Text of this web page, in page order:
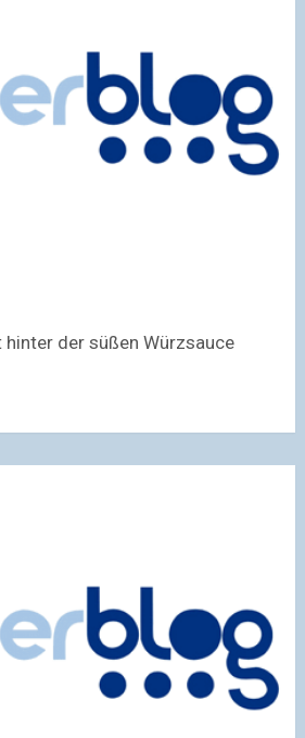
der süßen Würzsauce